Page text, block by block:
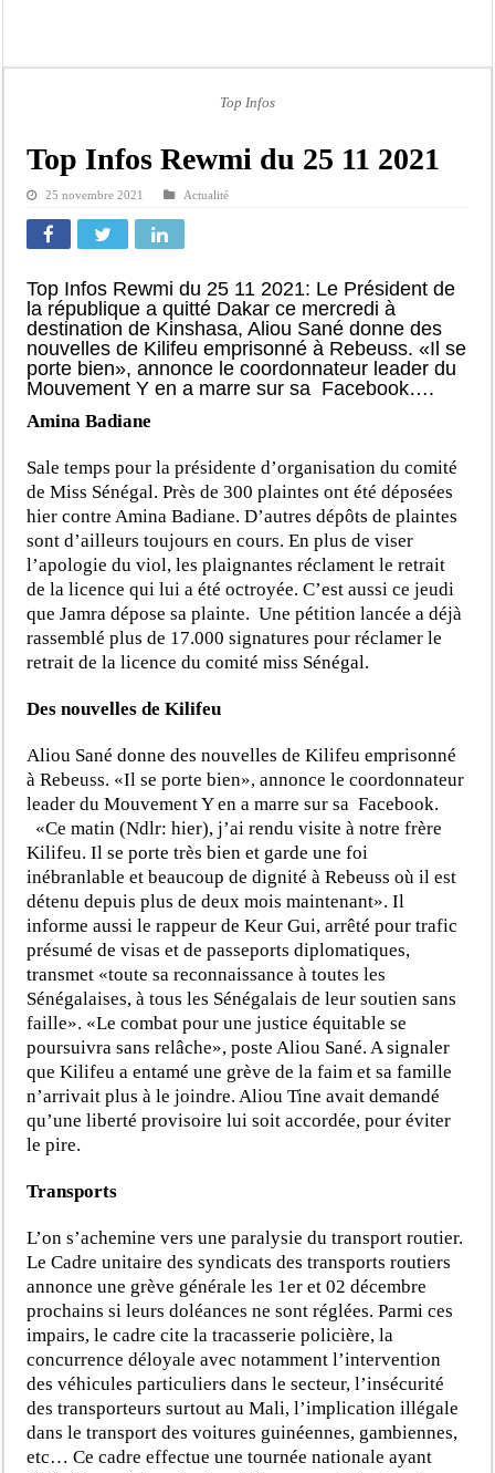
Le Sénégal bénéficie de trois nouveaux financements de la Banque mondiale
Linguère : Un élève de 14 ans meurt noyé dans un bassin de rétention
Assemblée nationale : Sonko valide onze dossiers chauds
Passation de service au 3FPT : Soulèye Kane officiellement installé, il décline
Top Infos
Top Infos Rewmi du 25 11 2021
25 novembre 2021 Actualité
Top Infos Rewmi du 25 11 2021: Le Président de
la république a quitté Dakar ce mercredi à
destination de Kinshasa, Aliou Sané donne des
nouvelles de Kilifeu emprisonné à Rebeuss. «Il se
porte bien», annonce le coordonnateur leader du
Mouvement Y en a marre sur sa Facebook….
Amina Badiane
Sale temps pour la présidente d’organisation du comité
de Miss Sénégal. Près de 300 plaintes ont été déposées
hier contre Amina Badiane. D’autres dépôts de plaintes
sont d’ailleurs toujours en cours. En plus de viser
l’apologie du viol, les plaignantes réclament le retrait
de la licence qui lui a été octroyée. C’est aussi ce jeudi
que Jamra dépose sa plainte. Une pétition lancée a déjà
rassemblé plus de 17.000 signatures pour réclamer le
retrait de la licence du comité miss Sénégal.
Des nouvelles de Kilifeu
Aliou Sané donne des nouvelles de Kilifeu emprisonné
à Rebeuss. «Il se porte bien», annonce le coordonnateur
leader du Mouvement Y en a marre sur sa Facebook.
«Ce matin (Ndlr: hier), j’ai rendu visite à notre frère
Kilifeu. Il se porte très bien et garde une foi
inébranlable et beaucoup de dignité à Rebeuss où il est
détenu depuis plus de deux mois maintenant». Il
informe aussi le rappeur de Keur Gui, arrêté pour trafic
présumé de visas et de passeports diplomatiques,
transmet «toute sa reconnaissance à toutes les
Sénégalaises, à tous les Sénégalais de leur soutien sans
faille». «Le combat pour une justice équitable se
poursuivra sans relâche», poste Aliou Sané. A signaler
que Kilifeu a entamé une grève de la faim et sa famille
n’arrivait plus à le joindre. Aliou Tine avait demandé
qu’une liberté provisoire lui soit accordée, pour éviter
le pire.
Transports
L’on s’achemine vers une paralysie du transport routier.
Le Cadre unitaire des syndicats des transports routiers
annonce une grève générale les 1er et 02 décembre
prochains si leurs doléances ne sont réglées. Parmi ces
impairs, le cadre cite la tracasserie policière, la
concurrence déloyale avec notamment l’intervention
des véhicules particuliers dans le secteur, l’insécurité
des transporteurs surtout au Mali, l’implication illégale
dans le transport des voitures guinéennes, gambiennes,
etc… Ce cadre effectue une tournée nationale ayant